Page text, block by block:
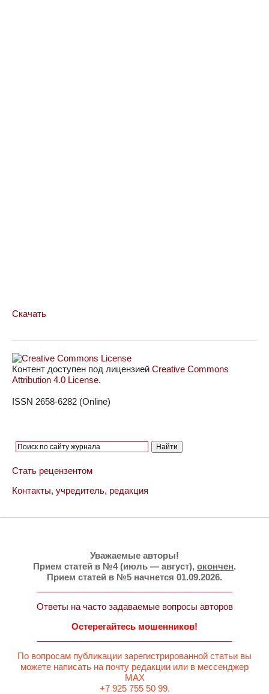
Скачать
Контент доступен под лицензией Creative Commons
Attribution 4.0 License.
ISSN 2658-6282 (Online)
Стать рецензентом
Контакты, учредитель, редакция
Уважаемые авторы!
Прием статей в №4 (июль — август), окончен.
Прием статей в №5 начнется 01.09.2026.
Ответы на часто задаваемые вопросы авторов
Остерегайтесь мошенников!
По вопросам публикации зарегистрированной статьи вы
можете написать на почту редакции или в мессенджер
MAX
+7 925 755 50 99.